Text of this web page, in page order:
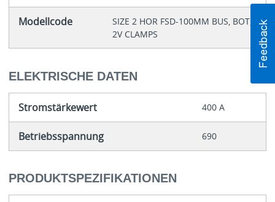
Modellcode
SIZE 2 HOR FSD-100MM BUS, BOT,
2V CLAMPS
ELEKTRISCHE DATEN
Stromstärkewert 400 A
Betriebsspannung 690
PRODUKTSPEZIFIKATIONEN